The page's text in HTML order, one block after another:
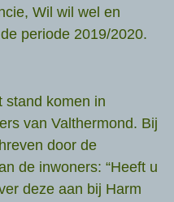
Wil wil wel en
periode 2019/2020.
stand komen in
van Valthermond. Bij
door de
de inwoners: “Heeft u
deze aan bij Harm